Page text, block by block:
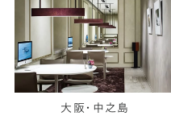
大阪・中之島